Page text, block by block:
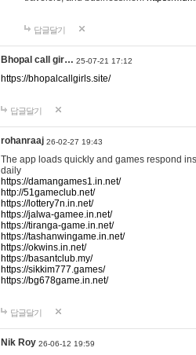
답글달기
Bhopal call gir… 25-07-21 17:12
https://bhopalcallgirls.site/
답글달기
rohanraaj 26-02-27 19:43
The app loads quickly and games respond
daily
https://damangames1.in.net/
http://51gameclub.net/
https://lottery7n.in.net/
https://jalwa-gamee.in.net/
https://tiranga-game.in.net/
https://tashanwingame.in.net/
https://okwins.in.net/
https://basantclub.my/
https://sikkim777.games/
https://bg678game.in.net/
답글달기
Nik Roy 26-06-12 19:59